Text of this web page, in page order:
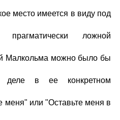
место имеется в виду под
ложной
Малкольма можно было бы
в ее конкретном
меня" или "Оставьте меня в